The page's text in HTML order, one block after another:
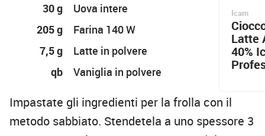
30 g
Uova intere
205 g
Farina 140 W
7,5 g
Latte in polvere
qb
Vaniglia in polvere
Impastate gli ingredienti per la frolla con il
metodo sabbiato. Stendetela a uno spessore 3
Icam
Latte
40%